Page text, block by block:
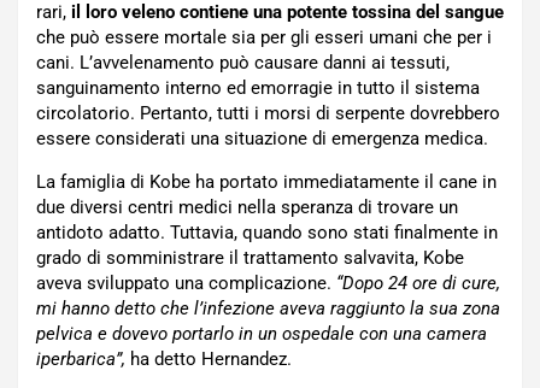
rari, il loro veleno contiene una potente tossina del sangue
che può essere mortale sia per gli esseri umani che per i
cani. L’avvelenamento può causare danni ai tessuti,
sanguinamento interno ed emorragie in tutto il sistema
circolatorio. Pertanto, tutti i morsi di serpente dovrebbero
essere considerati una situazione di emergenza medica.
La famiglia di Kobe ha portato immediatamente il cane in
due diversi centri medici nella speranza di trovare un
antidoto adatto. Tuttavia, quando sono stati finalmente in
grado di somministrare il trattamento salvavita, Kobe
aveva sviluppato una complicazione. “Dopo 24 ore di cure,
mi hanno detto che l’infezione aveva raggiunto la sua zona
pelvica e dovevo portarlo in un ospedale con una camera
iperbarica”, ha detto Hernandez.